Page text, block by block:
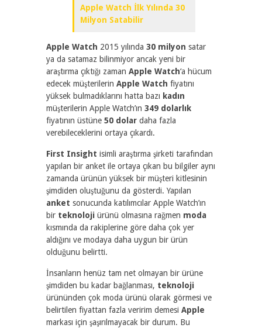
Apple Watch İlk Yılında 30
Milyon Satabilir
Apple Watch 2015 yılında 30 milyon satar
ya da satamaz bilinmiyor ancak yeni bir
araştırma çıktığı zaman Apple Watch‘a hücum
edecek müşterilerin Apple Watch fiyatını
yüksek bulmadıklarını hatta bazı kadın
müşterilerin Apple Watch’ın 349 dolarlık
fiyatının üstüne 50 dolar daha fazla
verebileceklerini ortaya çıkardı.
First Insight isimli araştırma şirketi tarafından
yapılan bir anket ile ortaya çıkan bu bilgiler aynı
zamanda ürünün yüksek bir müşteri kitlesinin
şimdiden oluştuğunu da gösterdi. Yapılan
anket sonucunda katılımcılar Apple Watch’ın
bir teknoloji ürünü olmasına rağmen moda
kısmında da rakiplerine göre daha çok yer
aldığını ve modaya daha uygun bir ürün
olduğunu belirtti.
İnsanların henüz tam net olmayan bir ürüne
şimdiden bu kadar bağlanması, teknoloji
ürününden çok moda ürünü olarak görmesi ve
belirtilen fiyattan fazla veririm demesi Apple
markası için şaşırılmayacak bir durum. Bu